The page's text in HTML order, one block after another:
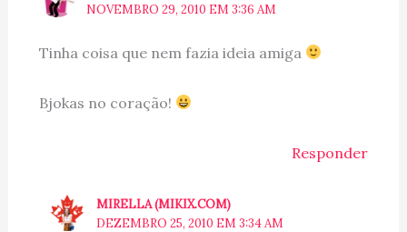
NOVEMBRO 29, 2010 EM 3:36 AM
Tinha coisa que nem fazia ideia amiga
Bjokas no coração!
Responder
MIRELLA (MIKIX.COM)
DEZEMBRO 25, 2010 EM 3:34 AM